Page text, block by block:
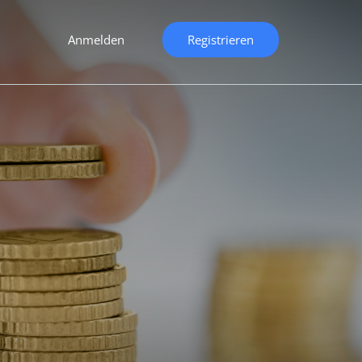
Anmelden Registrieren